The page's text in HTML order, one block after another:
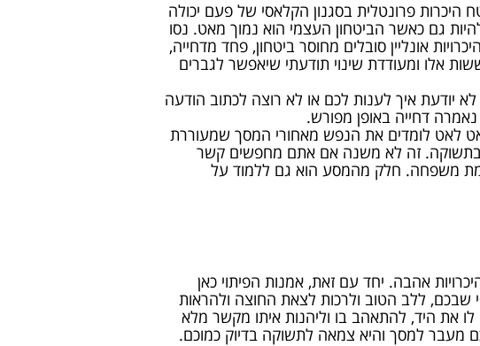
היכרות פרונטלית בסגנון הקלאסי של פעם יכולה
גם כאשר הביטחון העצמי הוא נמוך מאט. נסו
אונליין סובלים מחוסר ביטחון, פחד מדחייה,
אלו ומעודדת שינוי תודעתי שיאפשר לגברים
יודעת איך לענות לכם או לא רוצה לכתוב הודעה
דחייה באופן מפורש.
לאט לומדים את הנפש מאחורי המסך שמעוררת
בתשוקה. זה לא משנה אם אתם מחפשים קשר
משפחה. חלק מהמסע הוא גם ללמוד על
אהבה. יחד עם זאת, אמנות הפיתוי כאן
שבכם, ללב הטוב ולרכות לצאת החוצה ולהראות
את היד, להתאהב בו וליהנות איתו מקשר מלא
למסך והיא צמאה לתשוקה בדיוק כמוכם.